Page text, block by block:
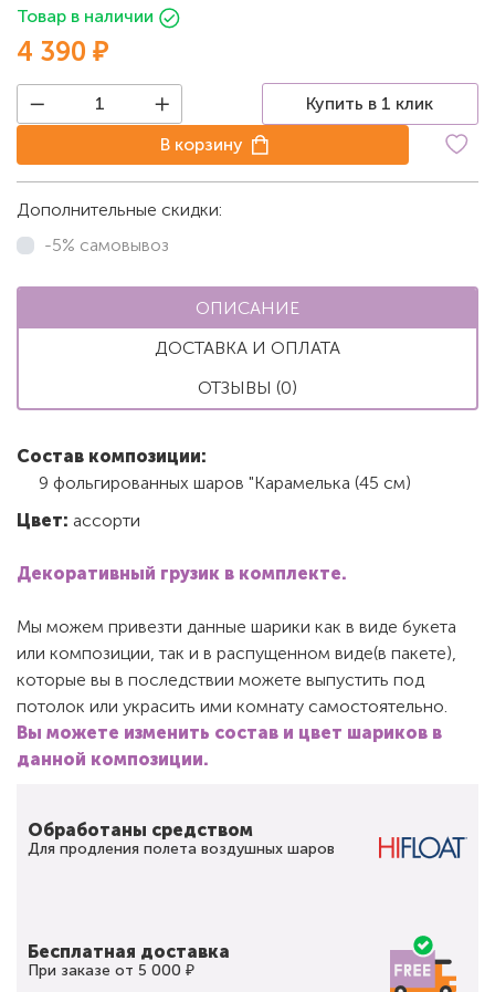
Товар в наличии
4 390 ₽
Купить в 1 клик
В корзину
Дополнительные скидки:
-5% самовывоз
ОПИСАНИЕ
ДОСТАВКА И ОПЛАТА
ОТЗЫВЫ (0)
Состав композиции:
9 фольгированных шаров "Карамелька (45 см)
Цвет: ассорти
Декоративный грузик в комплекте.
Мы можем привезти данные шарики как в виде букета
или композиции, так и в распущенном виде(в пакете),
которые вы в последствии можете выпустить под
потолок или украсить ими комнату самостоятельно.
Вы можете изменить состав и цвет шариков в
данной композиции.
Обработаны средством
Для продления полета воздушных шаров
Бесплатная доставка
При заказе от 5 000 ₽